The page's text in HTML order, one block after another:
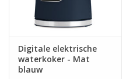
Digitale elektrische
waterkoker - Mat
blauw